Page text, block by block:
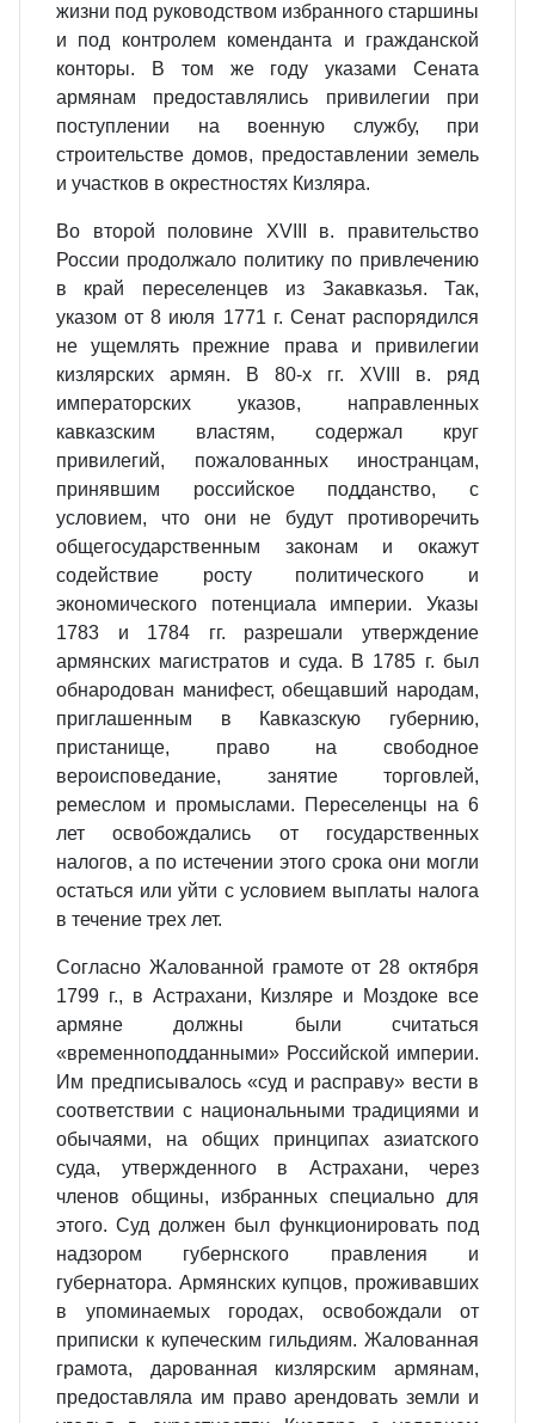
жизни под руководством избранного старшины
и под контролем коменданта и гражданской
конторы. В том же году указами Сената
армянам предоставлялись привилегии при
поступлении на военную службу, при
строительстве домов, предоставлении земель
и участков в окрестностях Кизляра.
Во второй половине XVIII в. правительство
России продолжало политику по привлечению
в край переселенцев из Закавказья. Так,
указом от 8 июля 1771 г. Сенат распорядился
не ущемлять прежние права и привилегии
кизлярских армян. В 80-х гг. XVIII в. ряд
императорских указов, направленных
кавказским властям, содержал круг
привилегий, пожалованных иностранцам,
принявшим российское подданство, с
условием, что они не будут противоречить
общегосударственным законам и окажут
содействие росту политического и
экономического потенциала империи. Указы
1783 и 1784 гг. разрешали утверждение
армянских магистратов и суда. В 1785 г. был
обнародован манифест, обещавший народам,
приглашенным в Кавказскую губернию,
пристанище, право на свободное
вероисповедание, занятие торговлей,
ремеслом и промыслами. Переселенцы на 6
лет освобождались от государственных
налогов, а по истечении этого срока они могли
остаться или уйти с условием выплаты налога
в течение трех лет.
Согласно Жалованной грамоте от 28 октября
1799 г., в Астрахани, Кизляре и Моздоке все
армяне должны были считаться
«временноподданными» Российской империи.
Им предписывалось «суд и расправу» вести в
соответствии с национальными традициями и
обычаями, на общих принципах азиатского
суда, утвержденного в Астрахани, через
членов общины, избранных специально для
этого. Суд должен был функционировать под
надзором губернского правления и
губернатора. Армянских купцов, проживавших
в упоминаемых городах, освобождали от
приписки к купеческим гильдиям. Жалованная
грамота, дарованная кизлярским армянам,
предоставляла им право арендовать земли и